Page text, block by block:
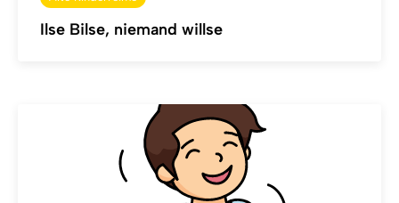
Ilse Bilse, niemand willse